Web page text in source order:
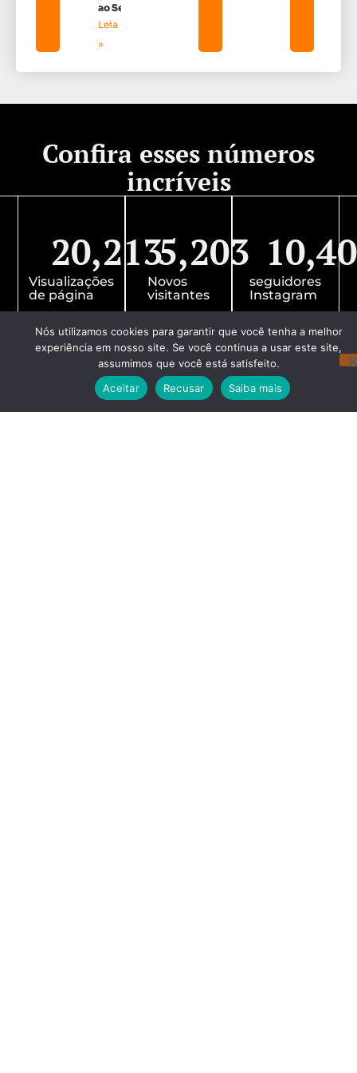
ao Sena
Leia mais
»
Confira esses números
incríveis
Visualizações
de página
20,213
Novos
visitantes
5,203
seguidores
Instagram
Nós utilizamos cookies para garantir que você tenha a melhor
experiência em nosso site. Se você continua a usar este site,
assumimos que você está satisfeito.
Aceitar
Recusar Saiba mais